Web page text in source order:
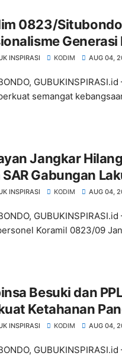
0823/
Kesadaran
INSPIRASI KODIM AUG 04,
semangat
Jangkar
Gabungan
besaran
INSPIRASI KODIM AUG 04,
Koramil 0823/09
Besuki dan
Ketahanan
Padi di
INSPIRASI KODIM AUG 04,